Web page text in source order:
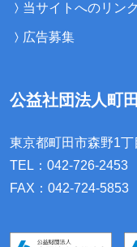
当サイトへのリン
広告募集
公益社団法人町
東京都町田市森野1
TEL：042-726-2453
FAX：042-724-5853